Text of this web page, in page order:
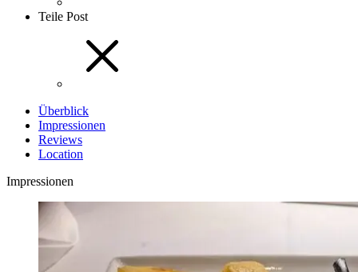
Teile Post
Überblick
Impressionen
Reviews
Location
Impressionen